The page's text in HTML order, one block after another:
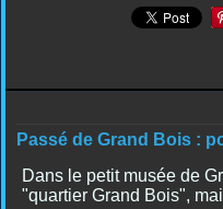
Passé de Grand Bois :
Dans le petit musée de
"quartier Grand Bois",